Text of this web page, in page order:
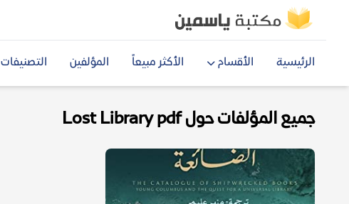
الرئيسية الأقسام الأكثر مبيعاً المؤلفين التصنيفات
جميع المؤلفات حول Lost Library pdf